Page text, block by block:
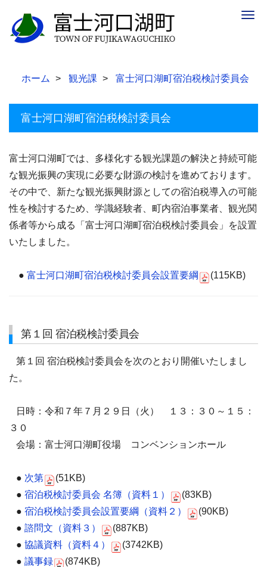
ホーム 観光課 富士河口湖町宿泊税検討委員会
富士河口湖町宿泊税検討委員会
富士河口湖町では、多様化する観光課題の解決と持続可能
な観光振興の実現に必要な財源の検討を進めております。
その中で、新たな観光振興財源としての宿泊税導入の可能
性を検討するため、学識経験者、町内宿泊事業者、観光関
係者等から成る「富士河口湖町宿泊税検討委員会」を設置
いたしました。
● 富士河口湖町宿泊税検討委員会設置要綱 (115KB)
第１回 宿泊税検討委員会
第１回 宿泊税検討委員会を次のとおり開催いたしまし
た。
日時：令和７年７月２９日（火） １３：３０～１５：
３０
会場：富士河口湖町役場 コンベンションホール
● 次第
(51KB)
● 宿泊税検討委員会 名簿（資料１）
(83KB)
● 宿泊税検討委員会設置要綱（資料２）
(90KB)
● 諮問文（資料３）
(887KB)
● 協議資料（資料４）
(3742KB)
● 議事録 (874KB)